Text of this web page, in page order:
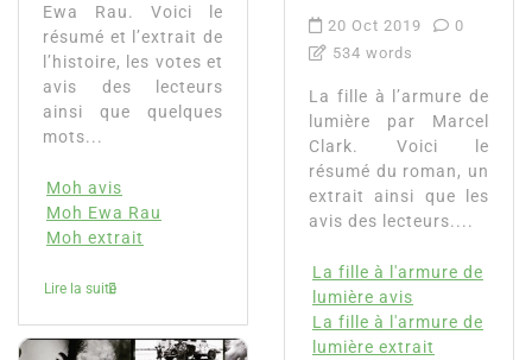
Ewa Rau. Voici le
résumé et l’extrait de
l’histoire, les votes et
avis des lecteurs
ainsi que quelques
mots...
Moh avis
Moh Ewa Rau
Moh extrait
Lire la suite
20 Oct 2019
0
534 words
La fille à l’armure de
lumière par Marcel
Clark. Voici le
résumé du roman, un
extrait ainsi que les
avis des lecteurs....
La fille à l'armure de
lumière avis
La fille à l'armure de
lumière extrait